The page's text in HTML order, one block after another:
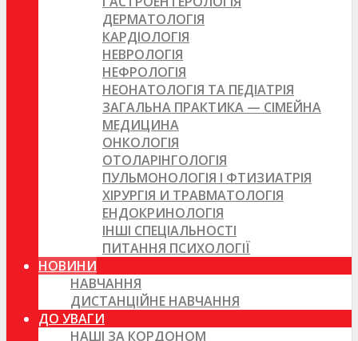
ДЕРМАТОЛОГІЯ
КАРДІОЛОГІЯ
НЕВРОЛОГІЯ
НЕФРОЛОГІЯ
НЕОНАТОЛОГІЯ ТА ПЕДІАТРІЯ
ЗАГАЛЬНА ПРАКТИКА — СІМЕЙНА
МЕДИЦИНА
ОНКОЛОГІЯ
ОТОЛАРІНГОЛОГІЯ
ПУЛЬМОНОЛОГІЯ І ФТИЗИАТРІЯ
ХІРУРГІЯ И ТРАВМАТОЛОГІЯ
ЕНДОКРИНОЛОГІЯ
ІНШІ СПЕЦІАЛЬНОСТІ
ПИТАННЯ ПСИХОЛОГІЇ
НОВИНИ
НАВЧАННЯ
ДИСТАНЦІЙНЕ НАВЧАННЯ
ДО УВАГИ
НАШІ ЗА КОРДОНОМ